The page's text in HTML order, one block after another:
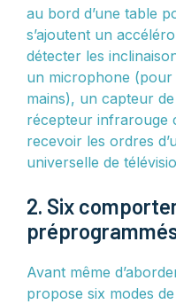
au bord d’une table
s’ajoutent un
détecter les
un microphone (pour
mains), un capteur
récepteur infrarouge
recevoir les ordres
universelle de
2. Six
Avant même
propose six modes